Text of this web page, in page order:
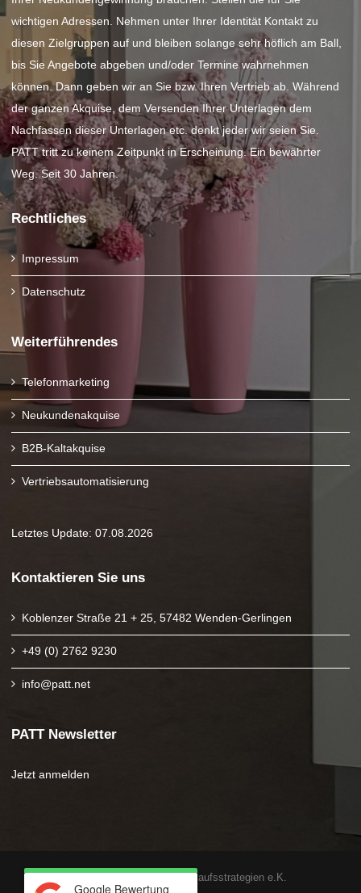
wichtigen Adressen. Nehmen unter Ihrer Identität Kontakt zu
diesen Zielgruppen auf und bleiben solange sehr höflich am Ball,
bis Sie Angebote abgeben und/oder Termine wahrnehmen
können. Dann geben wir an Sie bzw. Ihren Vertrieb ab. Während
der ganzen Akquise, dem Versenden Ihrer Unterlagen dem
Nachfassen dieser Unterlagen etc. denkt jeder wir seien Sie.
PATT tritt zu keinem Zeitpunkt in Erscheinung. Ein bewährter
Weg. Seit 30 Jahren.
Rechtliches
Impressum
Datenschutz
Weiterführendes
Telefonmarketing
Neukundenakquise
B2B-Kaltakquise
Vertriebsautomatisierung
Letztes Update: 07.08.2026
Kontaktieren Sie uns
Koblenzer Straße 21 + 25, 57482 Wenden-Gerlingen
+49 (0) 2762 9230
info@patt.net
PATT Newsletter
Jetzt anmelden
Copyright 2025 PATT Verkaufsstrategien e.K.
Google Bewertung